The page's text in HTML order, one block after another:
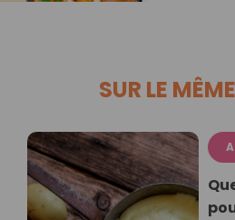
SUR LE